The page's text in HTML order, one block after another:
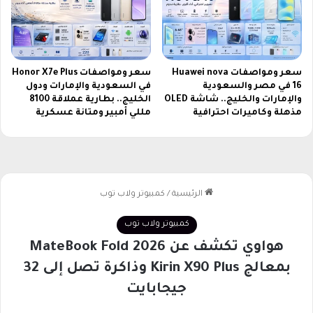
2
6
سعر ومواصفات Huawei nova
16 في مصر والسعودية
والإمارات والخليج.. شاشة OLED
مذهلة وكاميرات احترافية
سعر ومواصفات Honor X7e Plus
في السعودية والإمارات ودول
الخليج.. بطارية عملاقة 8100
مللي أمبير ومتانة عسكرية